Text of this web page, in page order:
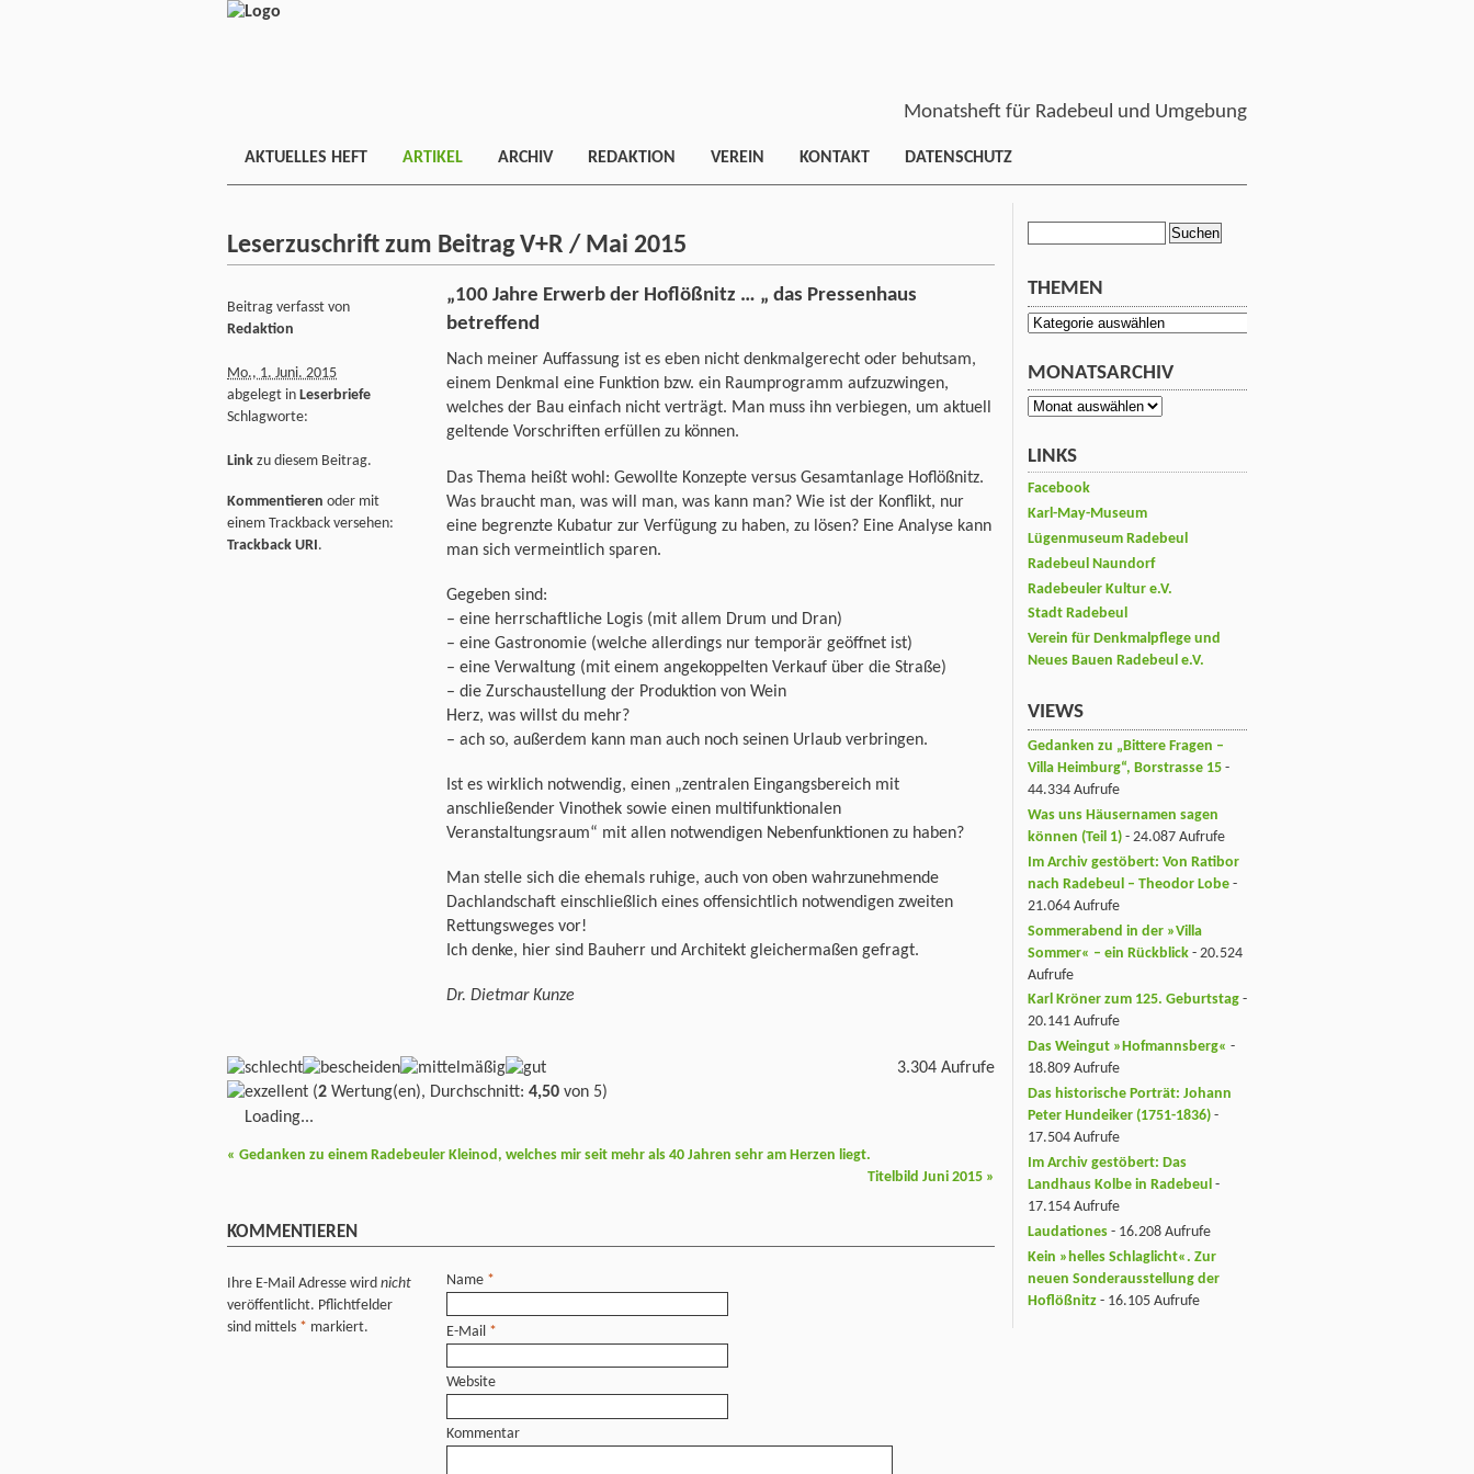
Monatsheft für Radebeul und Umgebung
AKTUELLES HEFT ARTIKEL ARCHIV REDAKTION VEREIN KONTAKT DATENSCHUTZ
Leserzuschrift zum Beitrag V+R / Mai 2015
„100 Jahre Erwerb der Hoflößnitz … „ das Pressenhaus
betreffend
Nach meiner Auffassung ist es eben nicht denkmalgerecht oder behutsam,
einem Denkmal eine Funktion bzw. ein Raumprogramm aufzuzwingen,
welches der Bau einfach nicht verträgt. Man muss ihn verbiegen, um aktuell
geltende Vorschriften erfüllen zu können.
Das Thema heißt wohl: Gewollte Konzepte versus Gesamtanlage Hoflößnitz.
Was braucht man, was will man, was kann man? Wie ist der Konflikt, nur
eine begrenzte Kubatur zur Verfügung zu haben, zu lösen? Eine Analyse kann
man sich vermeintlich sparen.
Gegeben sind:
– eine herrschaftliche Logis (mit allem Drum und Dran)
– eine Gastronomie (welche allerdings nur temporär geöffnet ist)
– eine Verwaltung (mit einem angekoppelten Verkauf über die Straße)
– die Zurschaustellung der Produktion von Wein
Herz, was willst du mehr?
– ach so, außerdem kann man auch noch seinen Urlaub verbringen.
Ist es wirklich notwendig, einen „zentralen Eingangsbereich mit
anschließender Vinothek sowie einen multifunktionalen
Veranstaltungsraum“ mit allen notwendigen Nebenfunktionen zu haben?
Man stelle sich die ehemals ruhige, auch von oben wahrzunehmende
Dachlandschaft einschließlich eines offensichtlich notwendigen zweiten
Rettungsweges vor!
Ich denke, hier sind Bauherr und Architekt gleichermaßen gefragt.
Dr. Dietmar Kunze
Beitrag verfasst von
Redaktion
Mo., 1. Juni. 2015
abgelegt in Leserbriefe
Schlagworte:
Link zu diesem Beitrag.
Kommentieren oder mit
einem Trackback versehen:
Trackback URI.
(2 Wertung(en), Durchschnitt: 4,50 von 5)
Loading...
3.304 Aufrufe
« Gedanken zu einem Radebeuler Kleinod, welches mir seit mehr als 40 Jahren sehr am Herzen liegt.
Titelbild Juni 2015 »
KOMMENTIEREN
Ihre E-Mail Adresse wird nicht
veröffentlicht. Pflichtfelder
sind mittels * markiert.
Name *
E-Mail *
Website
Kommentar
THEMEN
Themen
MONATSARCHIV
Monatsarchiv
LINKS
Facebook
Karl-May-Museum
Lügenmuseum Radebeul
Radebeul Naundorf
Radebeuler Kultur e.V.
Stadt Radebeul
Verein für Denkmalpflege und
Neues Bauen Radebeul e.V.
VIEWS
Gedanken zu „Bittere Fragen –
Villa Heimburg“, Borstrasse 15 -
44.334 Aufrufe
Was uns Häusernamen sagen
können (Teil 1) - 24.087 Aufrufe
Im Archiv gestöbert: Von Ratibor
nach Radebeul – Theodor Lobe -
21.064 Aufrufe
Sommerabend in der »Villa
Sommer« – ein Rückblick - 20.524
Aufrufe
Karl Kröner zum 125. Geburtstag -
20.141 Aufrufe
Das Weingut »Hofmannsberg« -
18.809 Aufrufe
Das historische Porträt: Johann
Peter Hundeiker (1751-1836) -
17.504 Aufrufe
Im Archiv gestöbert: Das
Landhaus Kolbe in Radebeul -
17.154 Aufrufe
Laudationes - 16.208 Aufrufe
Kein »helles Schlaglicht«. Zur
neuen Sonderausstellung der
Hoflößnitz - 16.105 Aufrufe